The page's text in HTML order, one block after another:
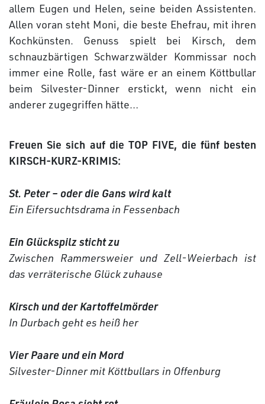
allem Eugen und Helen, seine beiden Assistenten.
Allen voran steht Moni, die beste Ehefrau, mit ihren
Kochkünsten. Genuss spielt bei Kirsch, dem
schnauzbärtigen Schwarzwälder Kommissar noch
immer eine Rolle, fast wäre er an einem Köttbullar
beim Silvester-Dinner erstickt, wenn nicht ein
anderer zugegriffen hätte…
Freuen Sie sich auf die TOP FIVE, die fünf besten
KIRSCH-KURZ-KRIMIS:
St. Peter – oder die Gans wird kalt
Ein Eifersuchtsdrama in Fessenbach
Ein Glückspilz sticht zu
Zwischen Rammersweier und Zell-Weierbach ist
das verräterische Glück zuhause
Kirsch und der Kartoffelmörder
In Durbach geht es heiß her
Vier Paare und ein Mord
Silvester-Dinner mit Köttbullars in Offenburg